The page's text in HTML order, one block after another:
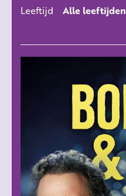
Leeftijd
Alle leeftijden